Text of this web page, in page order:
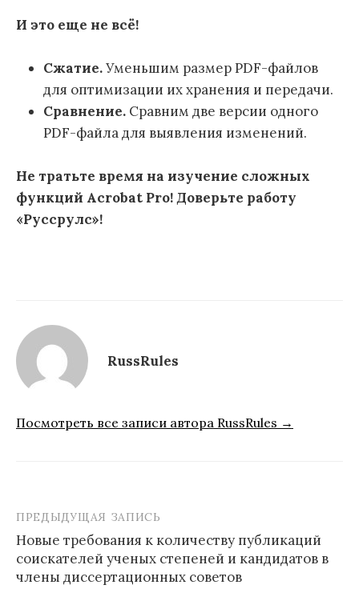
И это еще не всё!
Сжатие.Уменьшим размер PDF-файлов
для оптимизации их хранения и передачи.
Сравнение. Сравним две версии одного
PDF-файла для выявления изменений.
Не тратьте время на изучение сложных
функций Acrobat Pro! Доверьте работу
«Руссрулс»!
RussRules
Посмотреть все записи автора RussRules →
Навигация
по
записям
ПРЕДЫДУЩАЯ ЗАПИСЬ
Новые требования к количеству публикаций
соискателей ученых степеней и кандидатов в
члены диссертационных советов